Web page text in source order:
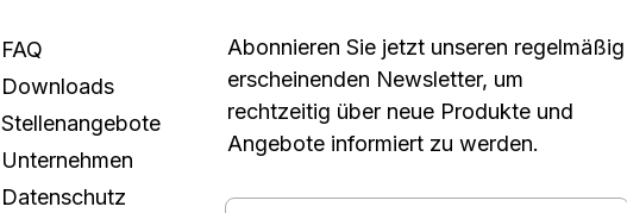
FAQ
Downloads
Stellenangebote
Unternehmen
Datenschutz
Abonnieren Sie jetzt unseren regelmäßig
erscheinenden Newsletter, um
rechtzeitig über neue Produkte und
Angebote informiert zu werden.